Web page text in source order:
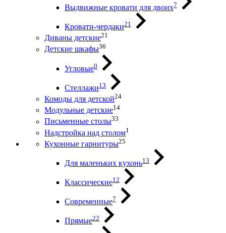
Выдвижные кровати для двоих7
Кровати-чердаки21
Диваны детские21
Детские шкафы36
Угловые0
Стеллажи13
Комоды для детской24
Модульные детские14
Письменные столы33
Надстройка над столом1
Кухонные гарнитуры25
Для маленьких кухонь13
Классические12
Современные7
Прямые22